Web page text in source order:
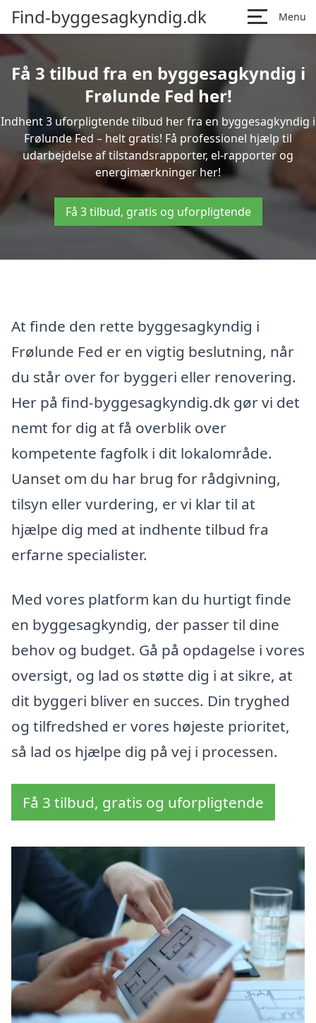
Find-byggesagkyndig.dk Menu
Få 3 tilbud fra en byggesagkyndig i
Frølunde Fed her!
Indhent 3 uforpligtende tilbud her fra en byggesagkyndig i
Frølunde Fed – helt gratis! Få professionel hjælp til
udarbejdelse af tilstandsrapporter, el-rapporter og
energimærkninger her!
Få 3 tilbud, gratis og uforpligtende
At finde den rette byggesagkyndig i
Frølunde Fed er en vigtig beslutning, når
du står over for byggeri eller renovering.
Her på find-byggesagkyndig.dk gør vi det
nemt for dig at få overblik over
kompetente fagfolk i dit lokalområde.
Uanset om du har brug for rådgivning,
tilsyn eller vurdering, er vi klar til at
hjælpe dig med at indhente tilbud fra
erfarne specialister.
Med vores platform kan du hurtigt finde
en byggesagkyndig, der passer til dine
behov og budget. Gå på opdagelse i vores
oversigt, og lad os støtte dig i at sikre, at
dit byggeri bliver en succes. Din tryghed
og tilfredshed er vores højeste prioritet,
så lad os hjælpe dig på vej i processen.
Få 3 tilbud, gratis og uforpligtende